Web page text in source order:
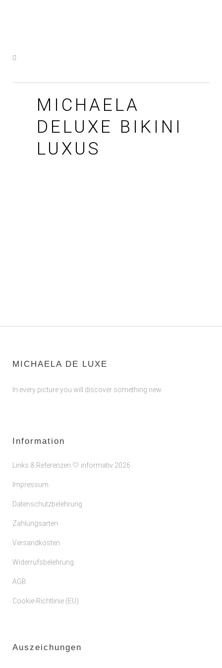
MICHAELA
DELUXE BIKINI
LUXUS
MICHAELA DE LUXE
In every picture you will discover something new.
Information
Links & Referenzen 🤍 informativ 2026
Impressum
Datenschutzbelehrung
Zahlungsarten
Versandkosten
Widerrufsbelehrung
AGB
Cookie-Richtlinie (EU)
Auszeichungen